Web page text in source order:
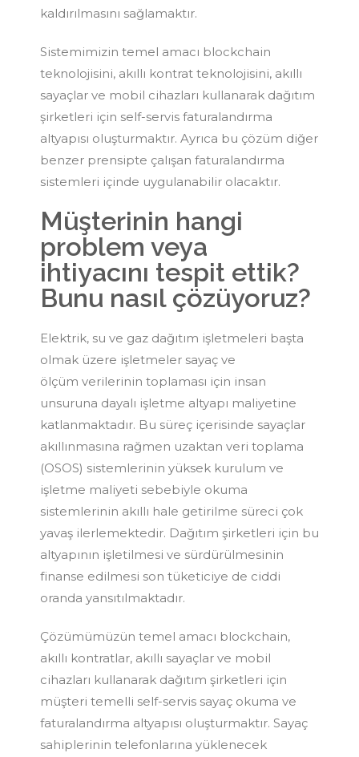
kaldırılmasını sağlamaktır.
Sistemimizin temel amacı blockchain
teknolojisini, akıllı kontrat teknolojisini, akıllı
sayaçlar ve mobil cihazları kullanarak dağıtım
şirketleri için self-servis faturalandırma
altyapısı oluşturmaktır. Ayrıca bu çözüm diğer
benzer prensipte çalışan faturalandırma
sistemleri içinde uygulanabilir olacaktır.​
Müşterinin hangi
problem veya
ihtiyacını tespit ettik?
Bunu nasıl çözüyoruz?
Elektrik, su ve gaz dağıtım işletmeleri başta
olmak üzere işletmeler sayaç ve
ölçüm verilerinin toplaması için insan
unsuruna dayalı işletme altyapı maliyetine
katlanmaktadır. Bu süreç içerisinde sayaçlar
akıllınmasına rağmen uzaktan veri toplama
(OSOS) sistemlerinin yüksek kurulum ve
işletme maliyeti sebebiyle okuma
sistemlerinin akıllı hale getirilme süreci çok
yavaş ilerlemektedir. Dağıtım şirketleri için bu
altyapının işletilmesi ve sürdürülmesinin
finanse edilmesi son tüketiciye de ciddi
oranda yansıtılmaktadır.
Çözümümüzün temel amacı blockchain,
akıllı kontratlar, akıllı sayaçlar ve mobil
cihazları kullanarak dağıtım şirketleri için
müşteri temelli self-servis sayaç okuma ve
faturalandırma altyapısı oluşturmaktır. Sayaç
sahiplerinin telefonlarına yüklenecek